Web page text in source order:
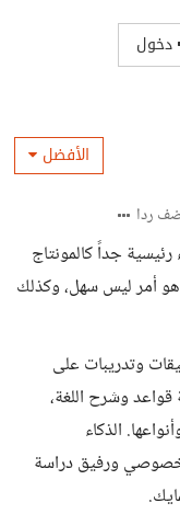
دخول
الأفضل
ردا
جداً كالمونتاج
أمر ليس سهل، وكذلك
وتدريبات على
وشرح اللغة،
الذكاء
ورفيق دراسة